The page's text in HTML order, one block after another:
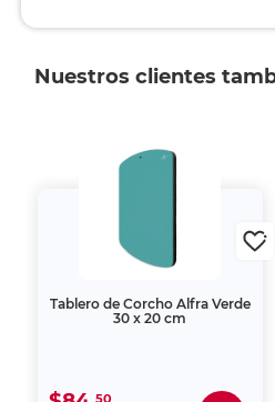
Nuestros clientes
Tablero de Corcho Alfra Verde
30 x 20 cm
50